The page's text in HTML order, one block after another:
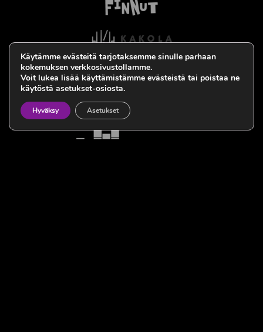
Käytämme evästeitä tarjotaksemme sinulle parhaan
kokemuksen verkkosivustollamme.
Voit lukea lisää käyttämistämme evästeistä tai poistaa ne
käytöstä asetukset-osiosta.
Hyväksy Asetukset